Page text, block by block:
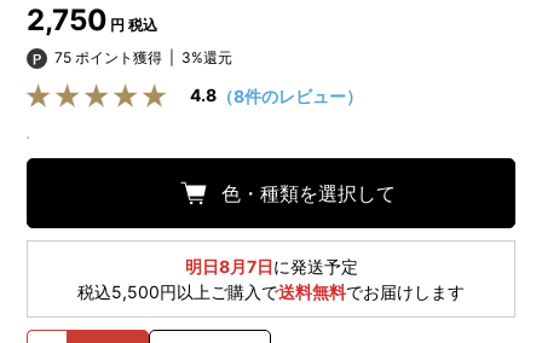
2,750 円 税込
75 ポイント獲得
3%還元
4.8 （8件のレビュー）
色・種類を選択して
明日8月7日に発送予定
税込5,500円以上ご購入で送料無料でお届けします